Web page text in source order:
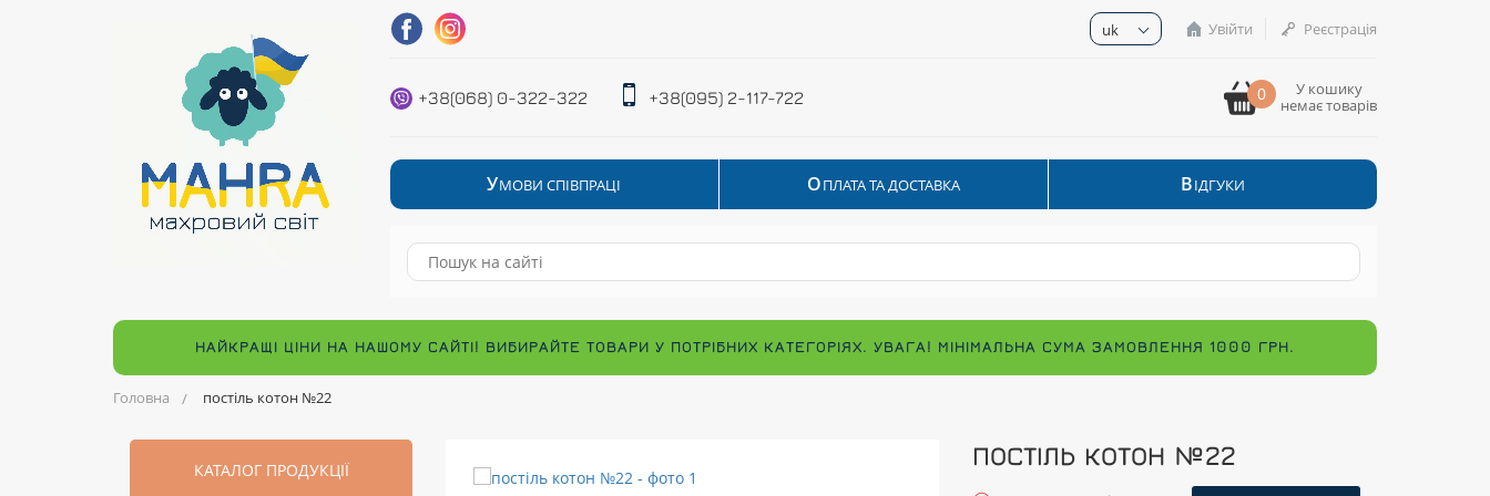
uk Увійти Реєстрація
+38(068) 0-322-322 +38(095) 2-117-722 0
У кошику
немає товарів
УМОВИ СПІВПРАЦІ ОПЛАТА ТА ДОСТАВКА ВІДГУКИ
НАЙКРАЩІ ЦІНИ НА НАШОМУ САЙТІ! ВИБИРАЙТЕ ТОВАРИ У ПОТРІБНИХ КАТЕГОРІЯХ. УВАГА! МІНІМАЛЬНА СУМА ЗАМОВЛЕННЯ 1000 ГРН.
Головна постіль котон №22
КАТАЛОГ ПРОДУКЦІЇ ПОСТІЛЬ КОТОН №22